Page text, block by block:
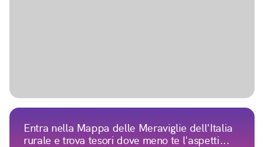
Entra nella Mappa delle Meraviglie dell'Italia
rurale e trova tesori dove meno te l'aspetti...